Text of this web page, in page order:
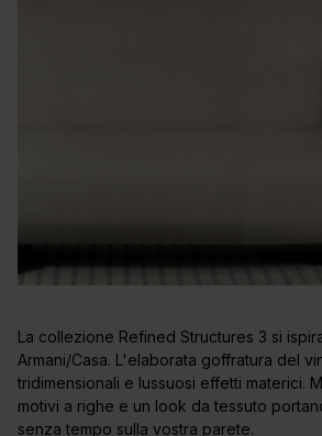
La collezione Refined Structures 3 si
Armani/Casa. L'elaborata goffratura del
tridimensionali e lussuosi effetti materici.
motivi a righe e un look da tessuto
senza tempo sulla vostra parete.